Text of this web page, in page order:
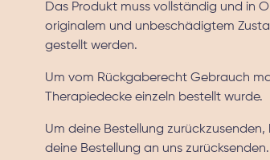
Das Produkt muss vollständig und in
originalem und unbeschädigtem
gestellt werden.
Um vom Rückgaberecht Gebrauch
Therapiedecke einzeln bestellt wurde.
Um deine Bestellung
deine Bestellung an uns zurücksenden.